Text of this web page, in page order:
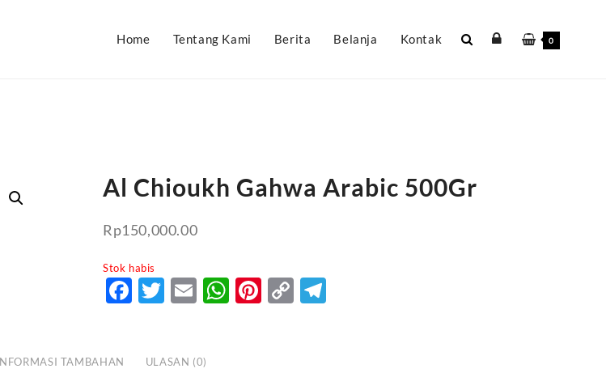
Home Tentang Kami Berita Belanja Kontak 0
Al Chioukh Gahwa Arabic 500Gr
Rp150,000.00
Stok habis
Facebook
Twitter
EmailWhatsApp
Pinterest
CopyTelegram
INFORMASI TAMBAHAN ULASAN (0)